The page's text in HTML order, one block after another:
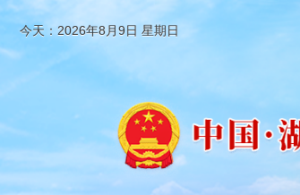
今天：2026年8月9日 星期日